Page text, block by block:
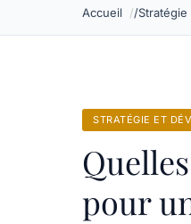
Accueil
STRATÉGIE ET
pour